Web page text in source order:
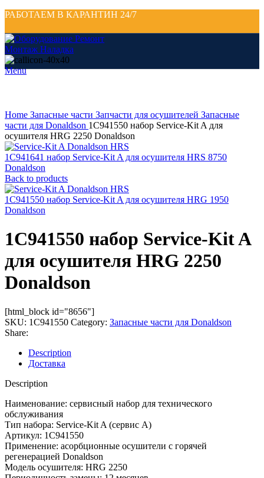
РАБОТАЕМ В КАРАНТИН 24/7
Menu
Home Запасные части Запчасти для осушителей Запасные
части для Donaldson 1C941550 набор Service-Kit A для
осушителя HRG 2250 Donaldson
1C941641 набор Service-Kit A для осушителя HRS 8750
Donaldson
Back to products
1C941550 набор Service-Kit A для осушителя HRG 1950
Donaldson
1C941550 набор Service-Kit A
для осушителя HRG 2250
Donaldson
[html_block id="8656"]
SKU: 1C941550 Category: Запасные части для Donaldson
Share:
Description
Доставка
Description
Наименование: сервисный набор для технического
обслуживания
Тип набора: Service-Kit A (сервис А)
Артикул: 1C941550
Применение: асорбционные осушители с горячей
регенерацией Donaldson
Модель осушителя: HRG 2250